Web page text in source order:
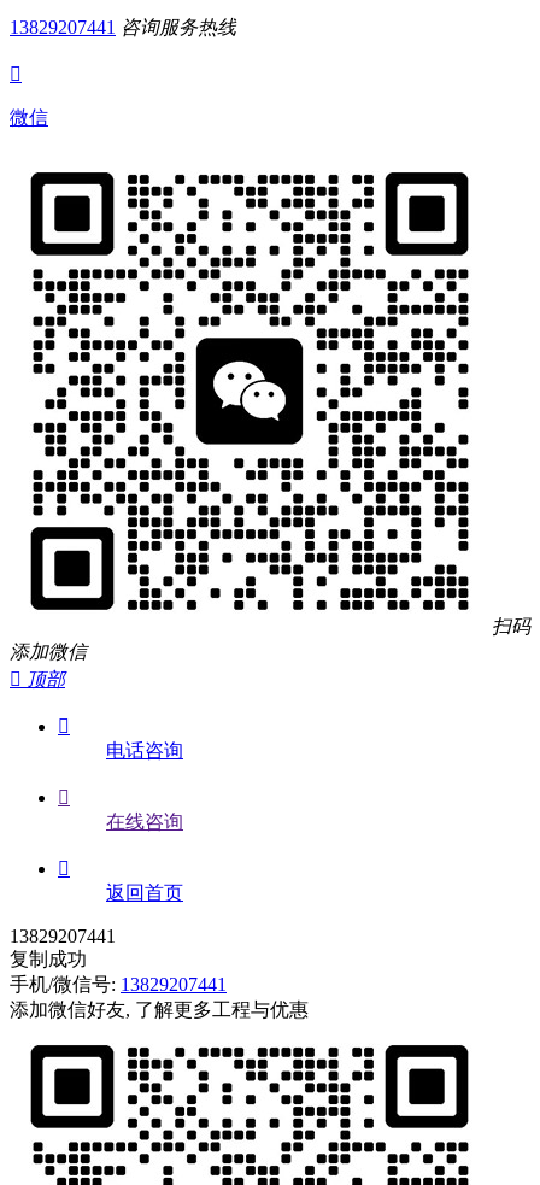
13829207441 咨询服务热线

微信
扫码
添加微信
 顶部

电话咨询

在线咨询

返回首页
13829207441
复制成功
手机/微信号: 13829207441
添加微信好友, 了解更多工程与优惠